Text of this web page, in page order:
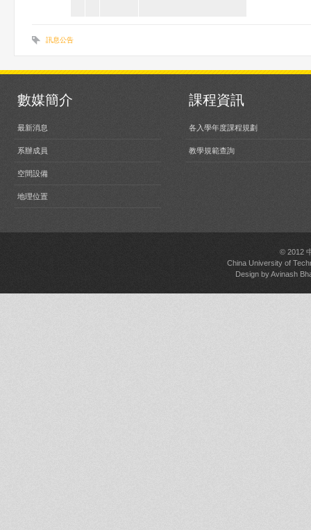
訊息公告
數媒簡介
最新消息
系辦成員
空間設備
地理位置
課程資訊
各入學年度課程規劃
教學規範查詢
© 2012
China University of
Design byAvinash